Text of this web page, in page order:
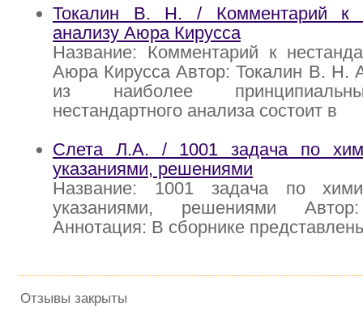
Токалин В. Н. / Комментарий к
анализу Аюра Кирусса
Название: Комментарий к
Аюра Кирусса Автор: Токалин В. Н.
из наиболее
нестандартного анализа состоит в
Слета Л.А. / 1001 задача по
указаниями, решениями
Название: 1001 задача по
указаниями, решениями
Аннотация: В сборнике
Отзывы закрыты